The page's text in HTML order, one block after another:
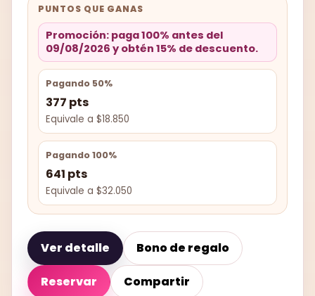
PUNTOS QUE GANAS
Promoción: paga 100% antes del
09/08/2026 y obtén 15% de descuento.
Pagando 50%
377 pts
Equivale a $18.850
Pagando 100%
641 pts
Equivale a $32.050
Ver detalle Bono de regalo
Reservar Compartir